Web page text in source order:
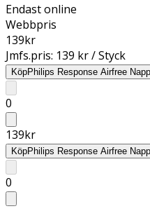
Endast online
Webbpris
139kr
Jmfs.pris: 139 kr / Styck
KöpPhilips Response Airfree
0
139kr
KöpPhilips Response Airfree
0